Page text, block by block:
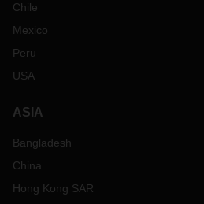
Chile
Mexico
Peru
USA
ASIA
Bangladesh
China
Hong Kong SAR